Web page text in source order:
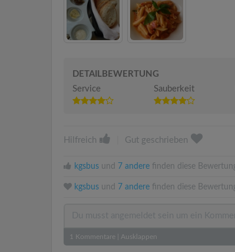
DETAILBEWERTUNG
Service
Sauberkeit
Hilfreich Gut geschrieben
kgsbus und 7 andere finden diese
kgsbus und 7 andere finden diese
1 Kommentare Ausklappen